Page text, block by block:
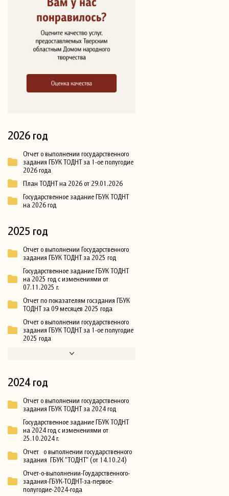
2026 год
Отчет о выполнении государственного
задания ГБУК ТОДНТ за 1-ое полугодие
2026 года
План ТОДНТ на 2026 от 29.01.2026
Государственное задание ГБУК ТОДНТ
на 2026 год
2025 год
Отчет о выполнении Государственного
задания ГБУК ТОДНТ за 2025 год
Государственное задание ГБУК ТОДНТ
на 2025 год с изменениями от
07.11.2025 г.
Отчет по показателям госздания ГБУК
ТОДНТ за 09 месяцев 2025 года
Отчет о выполнении государственного
задания ГБУК ТОДНТ за 1-ое полугодие
2025 года
2024 год
Отчет о выполнении государственного
задания ГБУК ТОДНТ за 2024 год
Государственное задание ГБУК ТОДНТ
на 2024 год с изменениями от
25.10.2024 г.
Отчет о выполнении государственного
задания ГБУК "ТОДНТ" (от 14.10.24)
Отчет-о-выполнении-Гоударственного-
задания-ГБУК-ТОДНТ-за-первое-
полугодие-2024-года